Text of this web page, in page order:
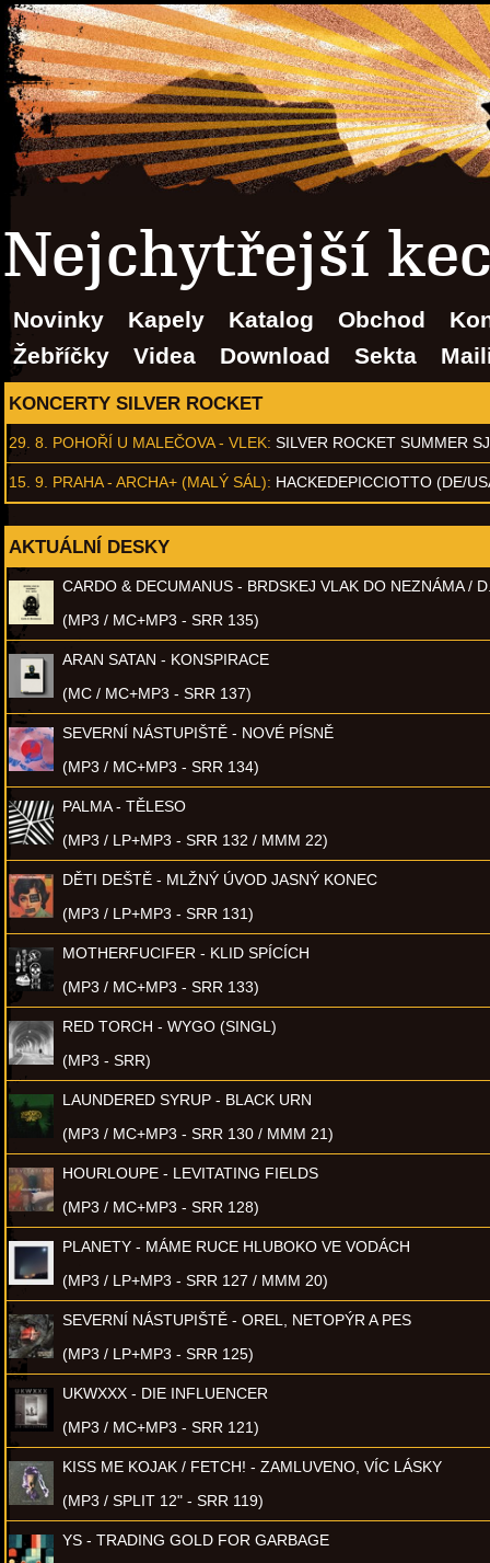
Nejchytřejší
Novinky Kapely Katalog Obchod
Žebříčky
Videa Download Sekta
KONCERTY SILVER ROCKET
29. 8. POHOŘÍ U MALEČOVA - VLEK: SILVER ROCKET SUMMER
15. 9. PRAHA - ARCHA+ (MALÝ SÁL): HACKEDEPICCIOTTO (DE/
AKTUÁLNÍ DESKY
CARDO & DECUMANUS - BRDSKEJ VLAK DO NEZNÁMA /
(MP3 / MC+MP3 - SRR 135)
ARAN SATAN - KONSPIRACE
(MC / MC+MP3 - SRR 137)
SEVERNÍ NÁSTUPIŠTĚ - NOVÉ PÍSNĚ
(MP3 / MC+MP3 - SRR 134)
PALMA - TĚLESO
(MP3 / LP+MP3 - SRR 132 / MMM 22)
DĚTI DEŠTĚ - MLŽNÝ ÚVOD JASNÝ KONEC
(MP3 / LP+MP3 - SRR 131)
MOTHERFUCIFER - KLID SPÍCÍCH
(MP3 / MC+MP3 - SRR 133)
RED TORCH - WYGO (SINGL)
(MP3 - SRR)
LAUNDERED SYRUP - BLACK URN
(MP3 / MC+MP3 - SRR 130 / MMM 21)
HOURLOUPE - LEVITATING FIELDS
(MP3 / MC+MP3 - SRR 128)
PLANETY - MÁME RUCE HLUBOKO VE VODÁCH
(MP3 / LP+MP3 - SRR 127 / MMM 20)
SEVERNÍ NÁSTUPIŠTĚ - OREL, NETOPÝR A PES
(MP3 / LP+MP3 - SRR 125)
UKWXXX - DIE INFLUENCER
(MP3 / MC+MP3 - SRR 121)
KISS ME KOJAK / FETCH! - ZAMLUVENO, VÍC LÁSKY
(MP3 / SPLIT 12" - SRR 119)
YS - TRADING GOLD FOR GARBAGE